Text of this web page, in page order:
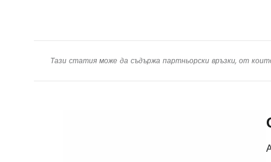
Тази статия може да съдържа партньорски връзки, от